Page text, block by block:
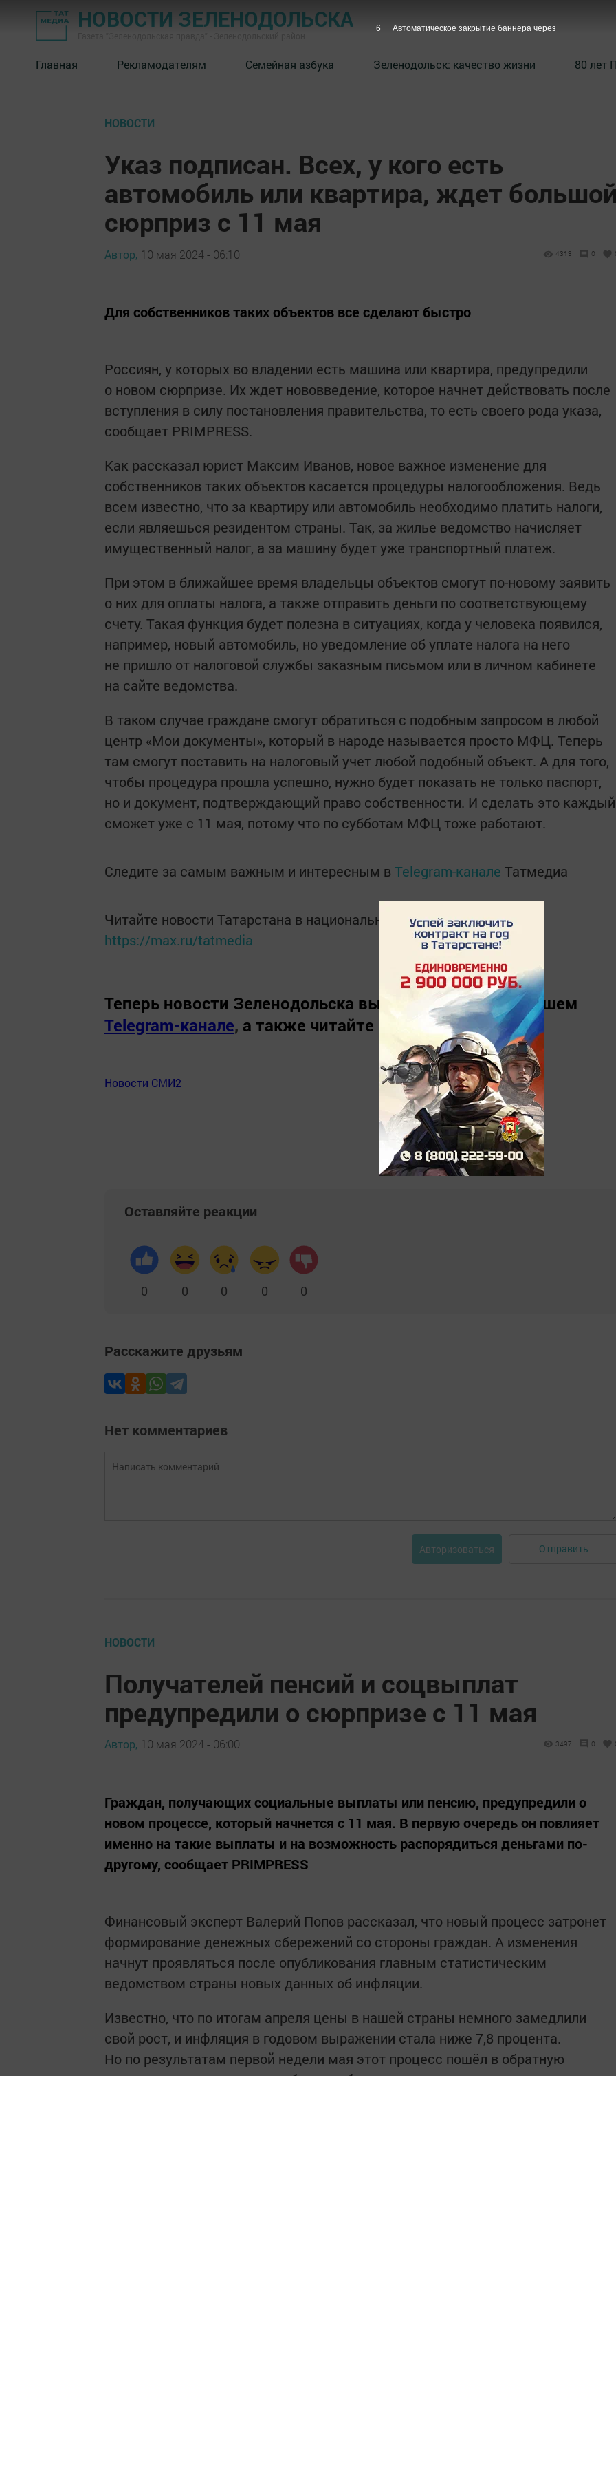
НОВОСТИ ЗЕЛЕНОДОЛЬСКА
Главная Рекламодателям Семейная азбука ⁠Зеленодольск: качество жизни 80 лет
НОВОСТИ
Указ подписан. Всех, у кого есть
автомобиль или квартира, ждет
сюрприз с 11 мая
Автор, 10 мая 2024 - 06:10 4313 0
Для собственников таких объектов все сделают быстро
Россиян, у которых во владении есть машина или квартира, предупредили
о новом сюрпризе. Их ждет нововведение, которое начнет действовать после
вступления в силу постановления правительства, то есть своего рода указа,
сообщает PRIMPRESS.
Как рассказал юрист Максим Иванов, новое важное изменение для
собственников таких объектов касается процедуры налогообложения. Ведь
всем известно, что за квартиру или автомобиль необходимо платить налоги,
если являешься резидентом страны. Так, за жилье ведомство начисляет
имущественный налог, а за машину будет уже транспортный платеж.
При этом в ближайшее время владельцы объектов смогут по-новому заявить
о них для оплаты налога, а также отправить деньги по соответствующему
счету. Такая функция будет полезна в ситуациях, когда у человека появился,
например, новый автомобиль, но уведомление об уплате налога на него
не пришло от налоговой службы заказным письмом или в личном кабинете
на сайте ведомства.
В таком случае граждане смогут обратиться с подобным запросом в любой
центр «Мои документы», который в народе называется просто МФЦ. Теперь
там смогут поставить на налоговый учет любой подобный объект. А для того,
чтобы процедура прошла успешно, нужно будет показать не только паспорт,
но и документ, подтверждающий право собственности. И сделать это каждый
сможет уже с 11 мая, потому что по субботам МФЦ тоже работают.
Следите за самым важным и интересным в Telegram-канале Татмедиа
Читайте новости Татарстана в национальном мессенджере MАХ:
https://max.ru/tatmedia
Теперь новости Зеленодольска вы можете узнать в нашем
Telegram-канале, а также читайте нас в «Дзен».
Новости СМИ2
Оставляйте реакции
0 0 0 0 0
Расскажите друзьям
Нет комментариев
Авторизоваться Отправить
НОВОСТИ
Получателей пенсий и соцвыплат
предупредили о сюрпризе с 11 мая
Автор, 10 мая 2024 - 06:00 3497 0
Граждан, получающих социальные выплаты или пенсию, предупредили о
новом процессе, который начнется с 11 мая. В первую очередь он повлияет
именно на такие выплаты и на возможность распорядиться деньгами по-
другому, сообщает PRIMPRESS
Финансовый эксперт Валерий Попов рассказал, что новый процесс затронет
формирование денежных сбережений со стороны граждан. А изменения
начнут проявляться после опубликования главным статистическим
ведомством страны новых данных об инфляции.
Известно, что по итогам апреля цены в нашей страны немного замедлили
свой рост, и инфляция в годовом выражении стала ниже 7,8 процента.
Но по результатам первой недели мая этот процесс пошёл в обратную
сторону — рост цен начал набирать обороты, что может сказаться
5 Автоматическое закрытие баннера через